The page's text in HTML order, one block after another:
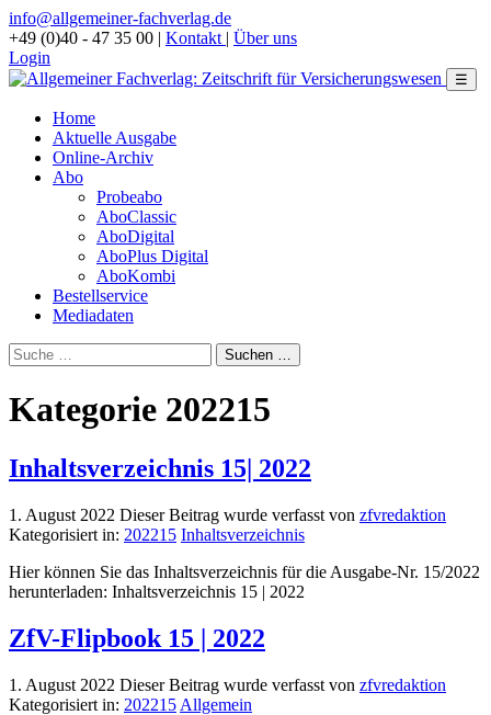
info@allgemeiner-fachverlag.de
+49 (0)40 - 47 35 00 | Kontakt | Über uns
Login
☰
Home
Aktuelle Ausgabe
Online-Archiv
Abo
Probeabo
AboClassic
AboDigital
AboPlus Digital
AboKombi
Bestellservice
Mediadaten
Kategorie 202215
Inhaltsverzeichnis 15| 2022
1. August 2022 Dieser Beitrag wurde verfasst von zfvredaktion
Kategorisiert in: 202215 Inhaltsverzeichnis
Hier können Sie das Inhaltsverzeichnis für die Ausgabe-Nr. 15/2022
herunterladen: Inhaltsverzeichnis 15 | 2022
ZfV-Flipbook 15 | 2022
1. August 2022 Dieser Beitrag wurde verfasst von zfvredaktion
Kategorisiert in: 202215 Allgemein